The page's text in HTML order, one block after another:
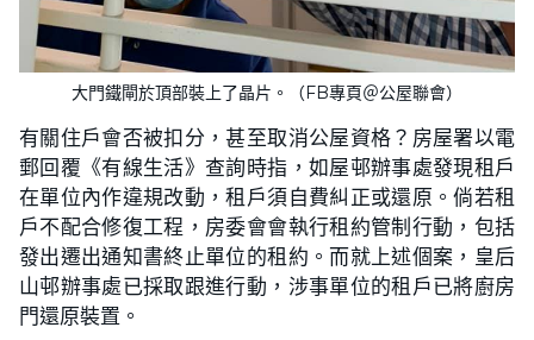
大門鐵閘於頂部裝上了晶片。（FB專頁＠公屋聯會）
有關住戶會否被扣分，甚至取消公屋資格？房屋署以電
郵回覆《有線生活》查詢時指，如屋邨辦事處發現租戶
在單位內作違規改動，租戶須自費糾正或還原。倘若租
戶不配合修復工程，房委會會執行租約管制行動，包括
發出遷出通知書終止單位的租約。而就上述個案，皇后
山邨辦事處已採取跟進行動，涉事單位的租戶已將廚房
門還原裝置。